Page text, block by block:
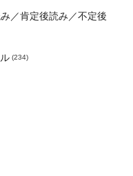
／肯定後読み／不定後
(234)